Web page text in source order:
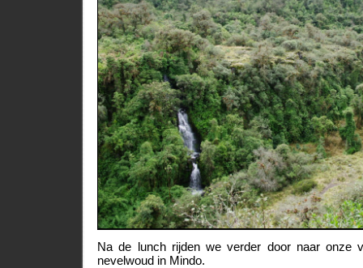
Na de lunch rijden we verder door naar onze
nevelwoud in Mindo.